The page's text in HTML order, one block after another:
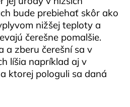
bude prebiehať skôr ako
nižšej teploty a
čerešne pomalšie.
a zberu čerešní sa v
líšia napríklad aj v
ktorej pologuli sa daná